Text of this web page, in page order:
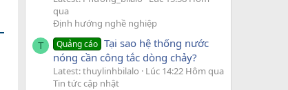
qua
Định hướng nghề nghiệp
T Quảng cáo Tại sao hệ thống nước
nóng cần công tắc dòng chảy?
Latest: thuylinhbilalo
Lúc 14:22 Hôm qua
Tin tức cập nhật